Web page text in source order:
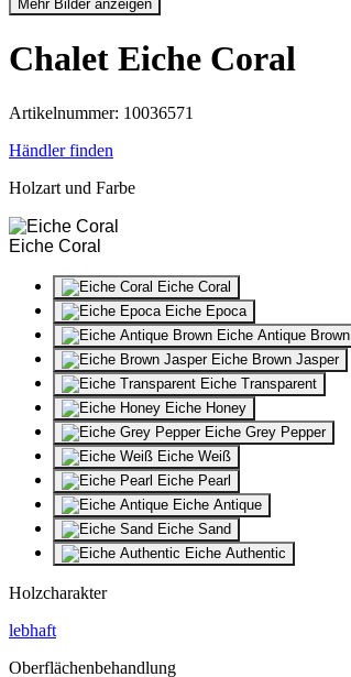
Mehr Bilder anzeigen
Chalet Eiche Coral
Artikelnummer: 10036571
Händler finden
Holzart und Farbe
Eiche Coral
Eiche Coral
Eiche Epoca
Eiche Antique Brown
Eiche Brown Jasper
Eiche Transparent
Eiche Honey
Eiche Grey Pepper
Eiche Weiß
Eiche Pearl
Eiche Antique
Eiche Sand
Eiche Authentic
Holzcharakter
lebhaft
Oberflächenbehandlung